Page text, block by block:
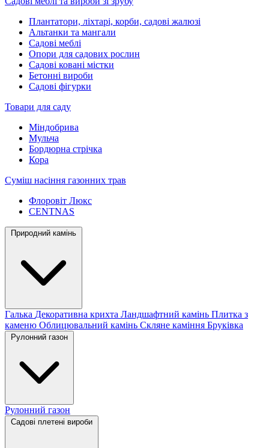
Плантатори, ліхтарі, корби, садові жалюзі
Альтанки та мангали
Садові меблі
Опори для садових рослин
Садові ковані містки
Бетонні вироби
Садові фігурки
Товари для саду
Міндобрива
Мульча
Бордюрна стрічка
Кора
Суміш насіння газонних трав
Флоровіт Люкс
СENTNAS
Природний камінь
Галька Декоративна крихта Ландшафтний камінь Плитка з
каменю Облицювальний камінь Скляне каміння Бруківка
Рулонний газон
Рулонний газон
Садові плетені вироби